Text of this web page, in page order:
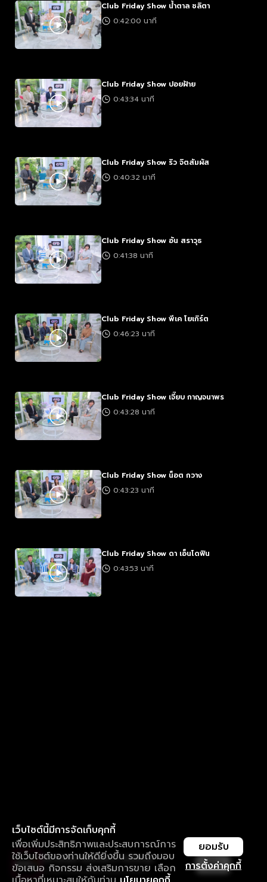
Club Friday Show น้ำตาล ชลิตา
0:42:00 นาที
Club Friday Show ปอยฝ้าย
0:43:34 นาที
Club Friday Show ริว จิตสัมผัส
0:40:32 นาที
Club Friday Show อ้น สราวุธ
0:41:38 นาที
Club Friday Show พีเค โยเกิร์ต
0:46:23 นาที
Club Friday Show เจี๊ยบ กาญจนาพร
0:43:28 นาที
Club Friday Show น็อต กวาง
0:43:23 นาที
Club Friday Show ดา เอ็นโดฟิน
0:43:53 นาที
เว็บไซต์นี้มีการจัดเก็บคุกกี้
เพื่อเพิ่มประสิทธิภาพและประสบการณ์การ
ใช้เว็บไซต์ของท่านให้ดียิ่งขึ้น รวมถึงมอบ
ข้อเสนอ กิจกรรม ส่งเสริมการขาย เลือก
การตั้งค่าคุกกี้
ยอมรับ
ใช้งานแอป ลื่นไหลกว่า ไม่มีสะดุด
ดาวน์โหลดแอปเพื่อการรับชมที่ดีกว่า เปิด